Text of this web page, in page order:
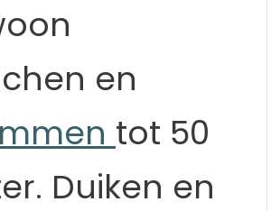
en
tot 50
Duiken en